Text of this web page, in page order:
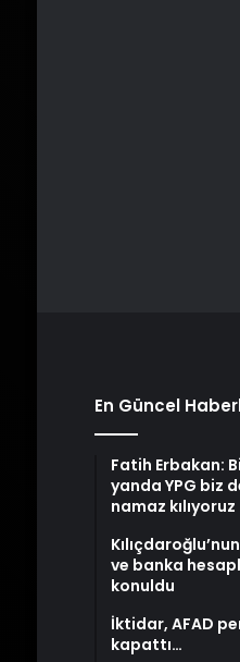
En Güncel
Fatih Erbakan:
yanda YPG biz
namaz kılıyoruz
ve banka
konuldu
İktidar, AFAD
kapattı…